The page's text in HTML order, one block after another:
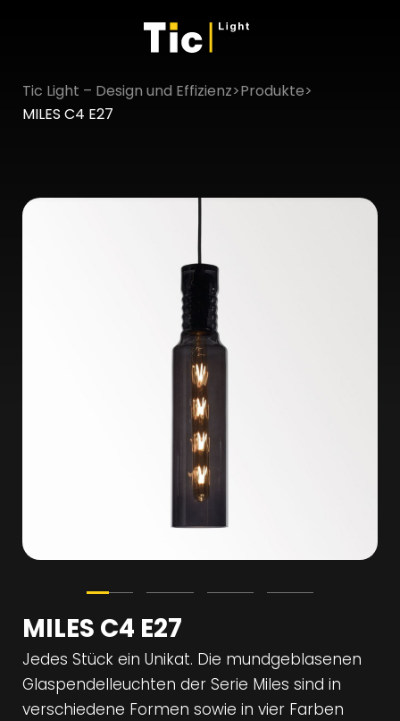
Tic Light – Design und Effizienz>Produkte>
MILES C4 E27
MILES C4 E27
Jedes Stück ein Unikat. Die mundgeblasenen
Glaspendelleuchten der Serie Miles sind in
verschiedene Formen sowie in vier Farben